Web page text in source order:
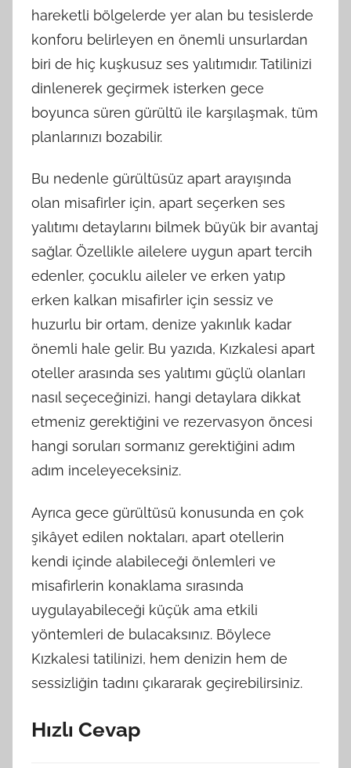
hareketli bölgelerde yer alan bu tesislerde
konforu belirleyen en önemli unsurlardan
biri de hiç kuşkusuz ses yalıtımıdır. Tatilinizi
dinlenerek geçirmek isterken gece
boyunca süren gürültü ile karşılaşmak, tüm
planlarınızı bozabilir.
Bu nedenle gürültüsüz apart arayışında
olan misafirler için, apart seçerken ses
yalıtımı detaylarını bilmek büyük bir avantaj
sağlar. Özellikle ailelere uygun apart tercih
edenler, çocuklu aileler ve erken yatıp
erken kalkan misafirler için sessiz ve
huzurlu bir ortam, denize yakınlık kadar
önemli hale gelir. Bu yazıda, Kızkalesi apart
oteller arasında ses yalıtımı güçlü olanları
nasıl seçeceğinizi, hangi detaylara dikkat
etmeniz gerektiğini ve rezervasyon öncesi
hangi soruları sormanız gerektiğini adım
adım inceleyeceksiniz.
Ayrıca gece gürültüsü konusunda en çok
şikâyet edilen noktaları, apart otellerin
kendi içinde alabileceği önlemleri ve
misafirlerin konaklama sırasında
uygulayabileceği küçük ama etkili
yöntemleri de bulacaksınız. Böylece
Kızkalesi tatilinizi, hem denizin hem de
sessizliğin tadını çıkararak geçirebilirsiniz.
Hızlı Cevap